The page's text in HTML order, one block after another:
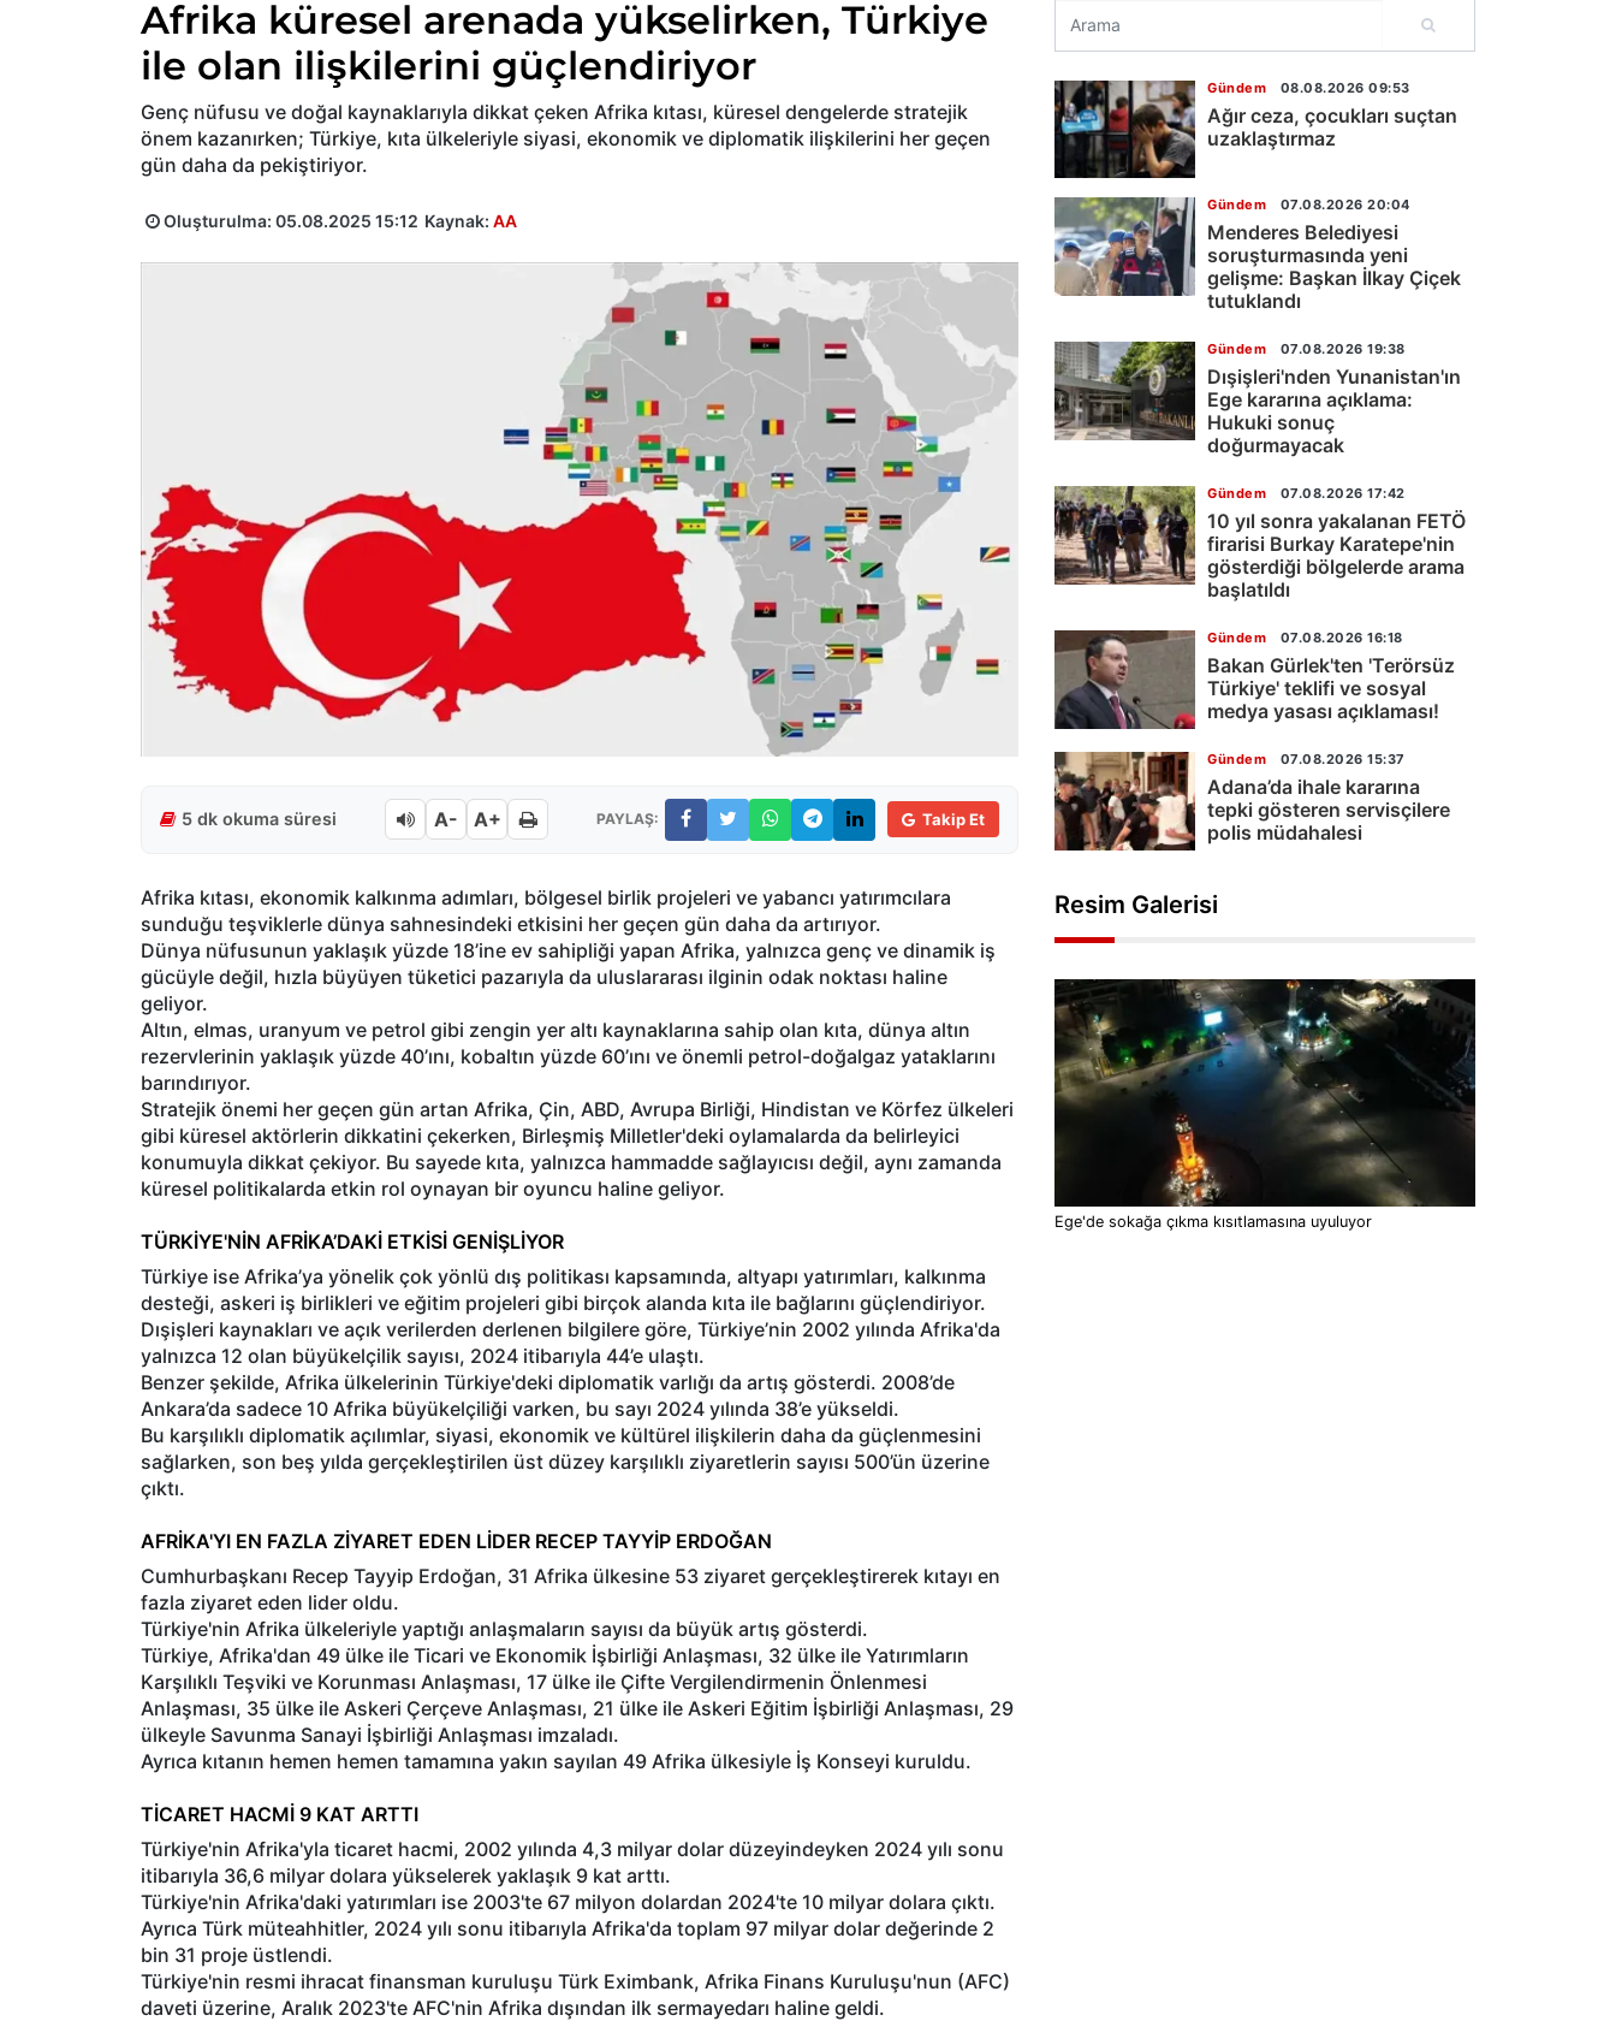
Afrika küresel arenada yükselirken, Türkiye
ile olan ilişkilerini güçlendiriyor
Genç nüfusu ve doğal kaynaklarıyla dikkat çeken Afrika kıtası, küresel dengelerde stratejik
önem kazanırken; Türkiye, kıta ülkeleriyle siyasi, ekonomik ve diplomatik ilişkilerini her geçen
gün daha da pekiştiriyor.
Oluşturulma: 05.08.2025 15:12 Kaynak: AA
5 dk okuma süresi A- A+ PAYLAŞ: Takip Et
Afrika kıtası, ekonomik kalkınma adımları, bölgesel birlik projeleri ve yabancı yatırımcılara
sunduğu teşviklerle dünya sahnesindeki etkisini her geçen gün daha da artırıyor.
Dünya nüfusunun yaklaşık yüzde 18’ine ev sahipliği yapan Afrika, yalnızca genç ve dinamik iş
gücüyle değil, hızla büyüyen tüketici pazarıyla da uluslararası ilginin odak noktası haline
geliyor.
Altın, elmas, uranyum ve petrol gibi zengin yer altı kaynaklarına sahip olan kıta, dünya altın
rezervlerinin yaklaşık yüzde 40’ını, kobaltın yüzde 60’ını ve önemli petrol-doğalgaz yataklarını
barındırıyor.
Stratejik önemi her geçen gün artan Afrika, Çin, ABD, Avrupa Birliği, Hindistan ve Körfez ülkeleri
gibi küresel aktörlerin dikkatini çekerken, Birleşmiş Milletler'deki oylamalarda da belirleyici
konumuyla dikkat çekiyor. Bu sayede kıta, yalnızca hammadde sağlayıcısı değil, aynı zamanda
küresel politikalarda etkin rol oynayan bir oyuncu haline geliyor.
TÜRKİYE'NİN AFRİKA’DAKİ ETKİSİ GENİŞLİYOR
Türkiye ise Afrika’ya yönelik çok yönlü dış politikası kapsamında, altyapı yatırımları, kalkınma
desteği, askeri iş birlikleri ve eğitim projeleri gibi birçok alanda kıta ile bağlarını güçlendiriyor.
Dışişleri kaynakları ve açık verilerden derlenen bilgilere göre, Türkiye’nin 2002 yılında Afrika'da
yalnızca 12 olan büyükelçilik sayısı, 2024 itibarıyla 44’e ulaştı.
Benzer şekilde, Afrika ülkelerinin Türkiye'deki diplomatik varlığı da artış gösterdi. 2008’de
Ankara’da sadece 10 Afrika büyükelçiliği varken, bu sayı 2024 yılında 38’e yükseldi.
Bu karşılıklı diplomatik açılımlar, siyasi, ekonomik ve kültürel ilişkilerin daha da güçlenmesini
sağlarken, son beş yılda gerçekleştirilen üst düzey karşılıklı ziyaretlerin sayısı 500’ün üzerine
çıktı.
AFRİKA'YI EN FAZLA ZİYARET EDEN LİDER RECEP TAYYİP ERDOĞAN
Cumhurbaşkanı Recep Tayyip Erdoğan, 31 Afrika ülkesine 53 ziyaret gerçekleştirerek kıtayı en
fazla ziyaret eden lider oldu.
Türkiye'nin Afrika ülkeleriyle yaptığı anlaşmaların sayısı da büyük artış gösterdi.
Türkiye, Afrika'dan 49 ülke ile Ticari ve Ekonomik İşbirliği Anlaşması, 32 ülke ile Yatırımların
Karşılıklı Teşviki ve Korunması Anlaşması, 17 ülke ile Çifte Vergilendirmenin Önlenmesi
Anlaşması, 35 ülke ile Askeri Çerçeve Anlaşması, 21 ülke ile Askeri Eğitim İşbirliği Anlaşması, 29
ülkeyle Savunma Sanayi İşbirliği Anlaşması imzaladı.
Ayrıca kıtanın hemen hemen tamamına yakın sayılan 49 Afrika ülkesiyle İş Konseyi kuruldu.
TİCARET HACMİ 9 KAT ARTTI
Türkiye'nin Afrika'yla ticaret hacmi, 2002 yılında 4,3 milyar dolar düzeyindeyken 2024 yılı sonu
itibarıyla 36,6 milyar dolara yükselerek yaklaşık 9 kat arttı.
Türkiye'nin Afrika'daki yatırımları ise 2003'te 67 milyon dolardan 2024'te 10 milyar dolara çıktı.
Ayrıca Türk müteahhitler, 2024 yılı sonu itibarıyla Afrika'da toplam 97 milyar dolar değerinde 2
bin 31 proje üstlendi.
Türkiye'nin resmi ihracat finansman kuruluşu Türk Eximbank, Afrika Finans Kuruluşu'nun (AFC)
daveti üzerine, Aralık 2023'te AFC'nin Afrika dışından ilk sermayedarı haline geldi.
Gündem 08.08.2026 09:53
Ağır ceza, çocukları suçtan
uzaklaştırmaz
Gündem 07.08.2026 20:04
Menderes Belediyesi
soruşturmasında yeni
gelişme: Başkan İlkay Çiçek
tutuklandı
Gündem 07.08.2026 19:38
Dışişleri'nden Yunanistan'ın
Ege kararına açıklama:
Hukuki sonuç
doğurmayacak
Gündem 07.08.2026 17:42
10 yıl sonra yakalanan FETÖ
firarisi Burkay Karatepe'nin
gösterdiği bölgelerde arama
başlatıldı
Gündem 07.08.2026 16:18
Bakan Gürlek'ten 'Terörsüz
Türkiye' teklifi ve sosyal
medya yasası açıklaması!
Gündem 07.08.2026 15:37
Adana’da ihale kararına
tepki gösteren servisçilere
polis müdahalesi
Resim Galerisi
Ege'de sokağa çıkma kısıtlamasına uyuluyor